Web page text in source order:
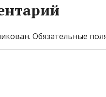
Обязательные